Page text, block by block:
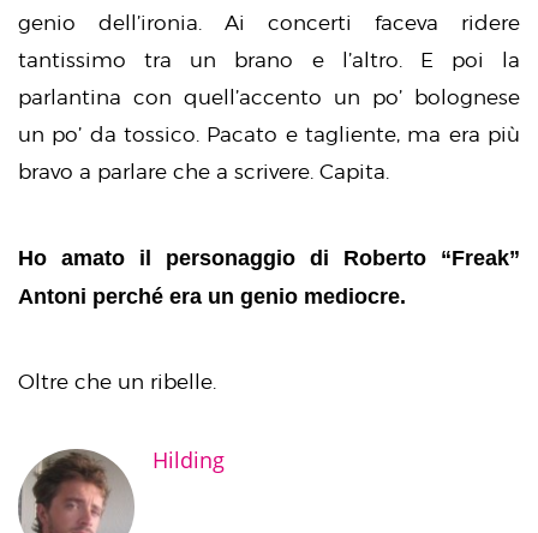
genio dell’ironia. Ai concerti faceva ridere
tantissimo tra un brano e l’altro. E poi la
parlantina con quell’accento un po’ bolognese
un po’ da tossico. Pacato e tagliente, ma era più
bravo a parlare che a scrivere. Capita.
Ho amato il personaggio di Roberto “Freak”
Antoni perché era un genio mediocre.
Oltre che un ribelle.
Hilding